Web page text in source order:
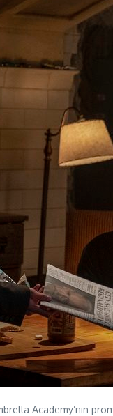
Academy’nin